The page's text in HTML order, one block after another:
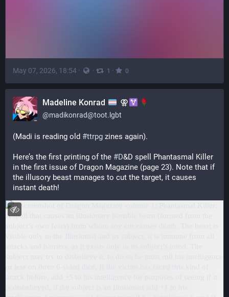
May 07, 2026, 18:54 · · 1 · 0
Madeline Konrad ⚢
@madikonrad@toot.lgbt
(Madi is reading old #ttrpg zines again).
Here’s the first printing of the #D&D spell Phantasmal Killer
in the first issue of Dragon Magazine (page 23). Note that if
the illusory beast manages to cut the target, it causes
instant death!